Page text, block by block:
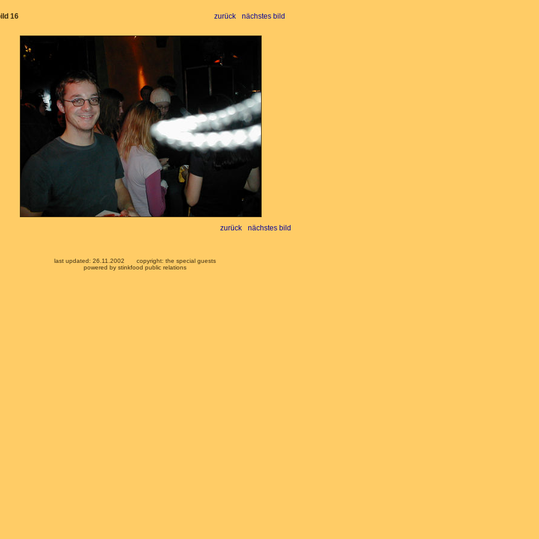
16 zurück nächstes bild
zurück nächstes bild
last updated: 26.11.2002
copyright: the special guests
powered by stinkfood public relations